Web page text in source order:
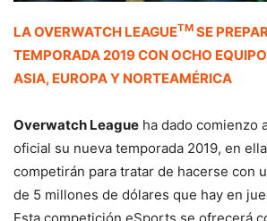
LA OVERWATCH LEAGUETM SE
TEMPORADA 2019 CON OCHO
ASIA, EUROPA Y NORTEAMÉRICA
Overwatch League ha dado comienzo
oficial su nueva temporada 2019, en
competirán para tratar de hacerse con
de 5 millones de dólares que hay en